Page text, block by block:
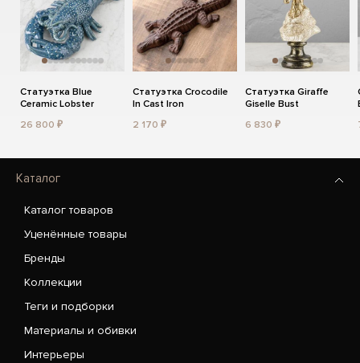
Статуэтка Blue
Ceramic Lobster
26 800 ₽
Статуэтка Crocodile
In Cast Iron
2 170 ₽
Статуэтка Giraffe
Giselle Bust
6 830 ₽
Каталог
Каталог товаров
Уценённые товары
Бренды
Коллекции
Теги и подборки
Материалы и обивки
Интерьеры